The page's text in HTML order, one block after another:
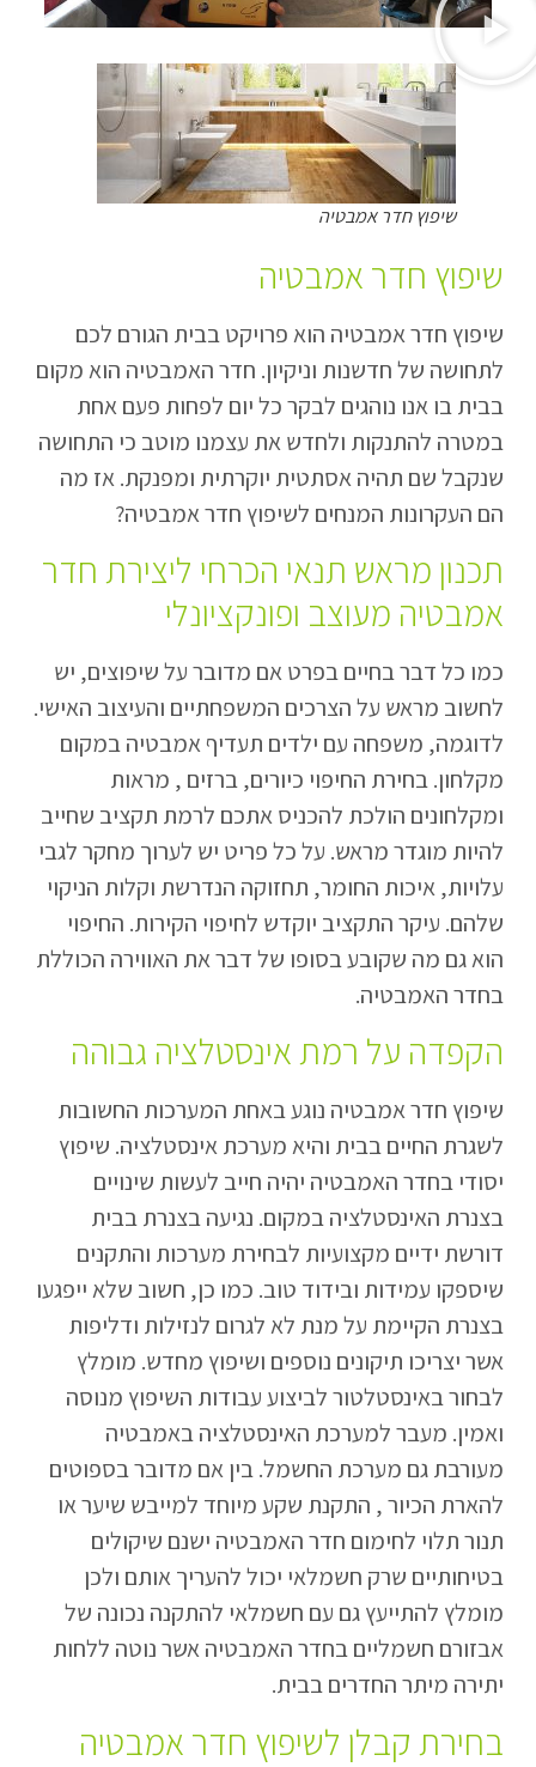
שיפוץ חדר אמבטיה
שיפוץ חדר אמבטיה
שיפוץ חדר אמבטיה הוא פרויקט בבית הגורם לכם
לתחושה של חדשנות וניקיון. חדר האמבטיה הוא מקום
בבית בו אנו נוהגים לבקר כל יום לפחות פעם אחת
במטרה להתנקות ולחדש את עצמנו מוטב כי התחושה
שנקבל שם תהיה אסתטית יוקרתית ומפנקת. אז מה
הם העקרונות המנחים לשיפוץ חדר אמבטיה?
תכנון מראש תנאי הכרחי ליצירת חדר
אמבטיה מעוצב ופונקציונלי
כמו כל דבר בחיים בפרט אם מדובר על שיפוצים, יש
לחשוב מראש על הצרכים המשפחתיים והעיצוב האישי.
לדוגמה, משפחה עם ילדים תעדיף אמבטיה במקום
מקלחון. בחירת החיפוי כיורים, ברזים , מראות
ומקלחונים הולכת להכניס אתכם לרמת תקציב שחייב
להיות מוגדר מראש. על כל פריט יש לערוך מחקר לגבי
עלויות, איכות החומר, תחזוקה הנדרשת וקלות הניקוי
שלהם. עיקר התקציב יוקדש לחיפוי הקירות. החיפוי
הוא גם מה שקובע בסופו של דבר את האווירה הכוללת
בחדר האמבטיה.
הקפדה על רמת אינסטלציה גבוהה
שיפוץ חדר אמבטיה נוגע באחת המערכות החשובות
לשגרת החיים בבית והיא מערכת אינסטלציה. שיפוץ
יסודי בחדר האמבטיה יהיה חייב לעשות שינויים
בצנרת האינסטלציה במקום. נגיעה בצנרת בבית
דורשת ידיים מקצועיות לבחירת מערכות והתקנים
שיספקו עמידות ובידוד טוב. כמו כן, חשוב שלא ייפגעו
בצנרת הקיימת על מנת לא לגרום לנזילות ודליפות
אשר יצריכו תיקונים נוספים ושיפוץ מחדש. מומלץ
לבחור באינסטלטור לביצוע עבודות השיפוץ מנוסה
ואמין. מעבר למערכת האינסטלציה באמבטיה
מעורבת גם מערכת החשמל. בין אם מדובר בספוטים
להארת הכיור , התקנת שקע מיוחד למייבש שיער או
תנור תלוי לחימום חדר האמבטיה ישנם שיקולים
בטיחותיים שרק חשמלאי יכול להעריך אותם ולכן
מומלץ להתייעץ גם עם חשמלאי להתקנה נכונה של
אבזורם חשמליים בחדר האמבטיה אשר נוטה ללחות
יתירה מיתר החדרים בבית.
בחירת קבלן לשיפוץ חדר אמבטיה